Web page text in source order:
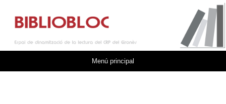
Menú principal